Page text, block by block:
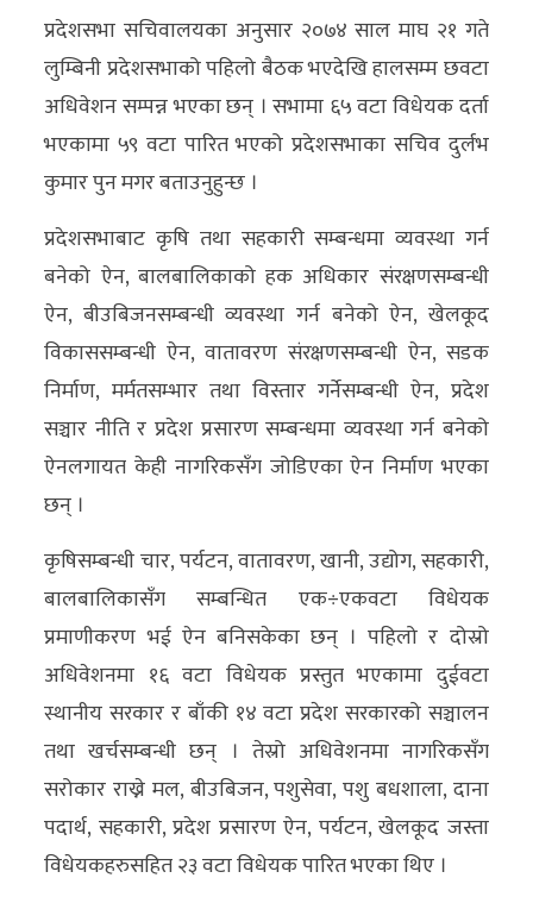
फोटो
ग्यालरी
भिडियो
प्रदेशसभा सचिवालयका अनुसार २०७४ साल माघ २१ गते
लुम्बिनी प्रदेशसभाको पहिलो बैठक भएदेखि हालसम्म छवटा
अधिवेशन सम्पन्न भएका छन् । सभामा ६५ वटा विधेयक दर्ता
भएकामा ५९ वटा पारित भएको प्रदेशसभाका सचिव दुर्लभ
कुमार पुन मगर बताउनुहुन्छ ।
प्रदेशसभाबाट कृषि तथा सहकारी सम्बन्धमा व्यवस्था गर्न
बनेको ऐन, बालबालिकाको हक अधिकार संरक्षणसम्बन्धी
ऐन, बीउबिजनसम्बन्धी व्यवस्था गर्न बनेको ऐन, खेलकूद
विकाससम्बन्धी ऐन, वातावरण संरक्षणसम्बन्धी ऐन, सडक
निर्माण, मर्मतसम्भार तथा विस्तार गर्नेसम्बन्धी ऐन, प्रदेश
सञ्चार नीति र प्रदेश प्रसारण सम्बन्धमा व्यवस्था गर्न बनेको
ऐनलगायत केही नागरिकसँग जोडिएका ऐन निर्माण भएका
छन् ।
कृषिसम्बन्धी चार, पर्यटन, वातावरण, खानी, उद्योग, सहकारी,
बालबालिकासँग सम्बन्धित एक÷एकवटा विधेयक
प्रमाणीकरण भई ऐन बनिसकेका छन् । पहिलो र दोस्रो
अधिवेशनमा १६ वटा विधेयक प्रस्तुत भएकामा दुईवटा
स्थानीय सरकार र बाँकी १४ वटा प्रदेश सरकारको सञ्चालन
तथा खर्चसम्बन्धी छन् । तेस्रो अधिवेशनमा नागरिकसँग
सरोकार राख्ने मल, बीउबिजन, पशुसेवा, पशु बधशाला, दाना
पदार्थ, सहकारी, प्रदेश प्रसारण ऐन, पर्यटन, खेलकूद जस्ता
विधेयकहरुसहित २३ वटा विधेयक पारित भएका थिए ।